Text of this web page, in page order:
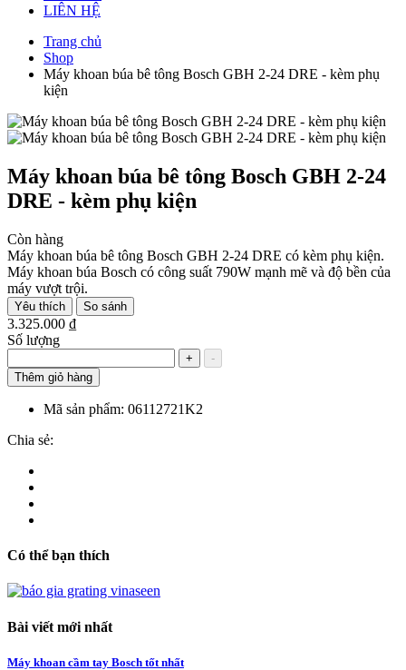
LIÊN HỆ
Trang chủ
Shop
Máy khoan búa bê tông Bosch GBH 2-24 DRE - kèm phụ
kiện
Máy khoan búa bê tông Bosch GBH 2-24
DRE - kèm phụ kiện
Còn hàng
Máy khoan búa bê tông Bosch GBH 2-24 DRE có kèm phụ kiện.
Máy khoan búa Bosch có công suất 790W mạnh mẽ và độ bền của
máy vượt trội.
Yêu thích So sánh
3.325.000 ₫
Số lượng
+
-
Thêm giỏ hàng
Mã sản phẩm: 06112721K2
Chia sẻ:
Có thể bạn thích
Bài viết mới nhất
Máy khoan cầm tay Bosch tốt nhất